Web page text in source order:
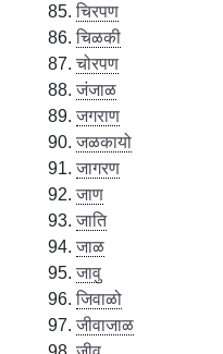
चिरपण
चिळकी
चोरपण
जंजाळ
जगराण
जळकायो
जागरण
जाण
जाति
जाळ
जावु
जिवाळो
जीवाजाळ